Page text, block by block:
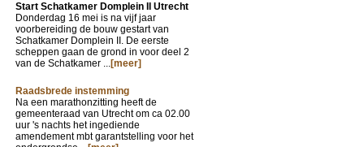
Start Schatkamer Domplein II Utrecht
Donderdag 16 mei is na vijf jaar
voorbereiding de bouw gestart van
Schatkamer Domplein II. De eerste
scheppen gaan de grond in voor deel 2
van de Schatkamer ...[meer]
Raadsbrede instemming
Na een marathonzitting heeft de
gemeenteraad van Utrecht om ca 02.00
uur 's nachts het ingediende
amendement mbt garantstelling voor het